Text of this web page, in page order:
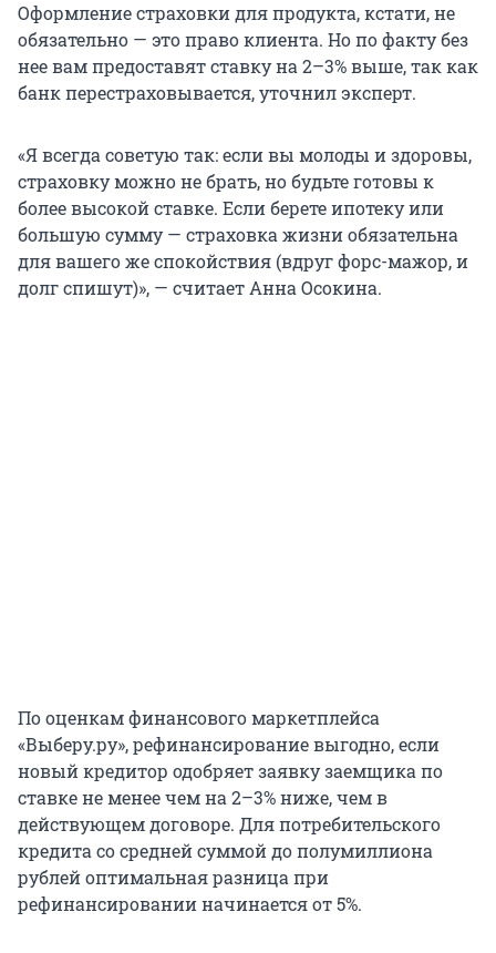
Оформление страховки для продукта, кстати, не
обязательно — это право клиента. Но по факту без
нее вам предоставят ставку на 2–3% выше, так как
банк перестраховывается, уточнил эксперт.
«Я всегда советую так: если вы молоды и здоровы,
страховку можно не брать, но будьте готовы к
более высокой ставке. Если берете ипотеку или
большую сумму — страховка жизни обязательна
для вашего же спокойствия (вдруг форс-мажор, и
долг спишут)», — считает Анна Осокина.
По оценкам финансового маркетплейса
«Выберу.ру», рефинансирование выгодно, если
новый кредитор одобряет заявку заемщика по
ставке не менее чем на 2–3% ниже, чем в
действующем договоре. Для потребительского
кредита со средней суммой до полумиллиона
рублей оптимальная разница при
рефинансировании начинается от 5%.